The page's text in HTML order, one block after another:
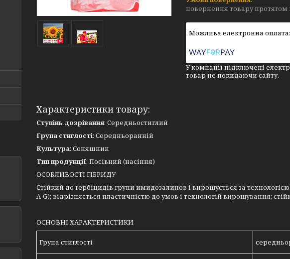
повернення товару протягом
У компанії підключені
товар не покидаючи сайту.
Характеристики товару:
Ступінь дозрівання: Середньостиглий
Група стиглості: Середньоранній
Культура: Соняшник
Тип продукції: Посівний (насіння)
ОСОБЛИВОСТІ ГІБРИДУ
Стійкий до гербіцидів групи имидозалинов і вирощується за
A-G); відрізняється пластичністю до умов і технологій вирощування;
ОСНОВНІ ХАРАКТЕРИСТИКИ
Група стиглості